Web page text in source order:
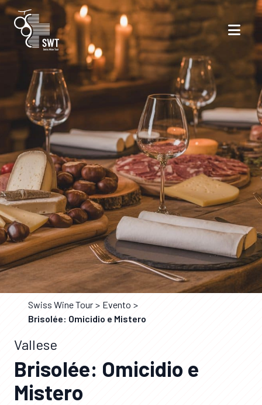
Swiss Wine Tour
Evento
Brisolée: Omicidio e Mistero
Vallese
Brisolée: Omicidio e
Mistero